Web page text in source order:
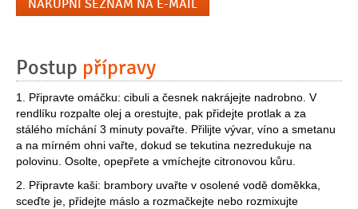
NÁKUPNÍ SEZNAM NA E-MAIL
Postup přípravy
1. Připravte omáčku: cibuli a česnek nakrájejte nadrobno. V
rendlíku rozpalte olej a orestujte, pak přidejte protlak a za
stálého míchání 3 minuty povařte. Přilijte vývar, víno a smetanu
a na mírném ohni vařte, dokud se tekutina nezredukuje na
polovinu. Osolte, opepřete a vmíchejte citronovou kůru.
2. Připravte kaši: brambory uvařte v osolené vodě doměkka,
sceďte je, přidejte máslo a rozmačkejte nebo rozmixujte